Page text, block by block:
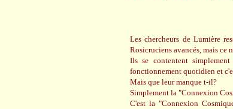
Les chercheurs de Lumière
Rosicruciens avancés, mais ce
Ils se contentent
fonctionnement quotidien et
Mais que leur manque t-il?
Simplement la "Connexion
C'est la "Connexion